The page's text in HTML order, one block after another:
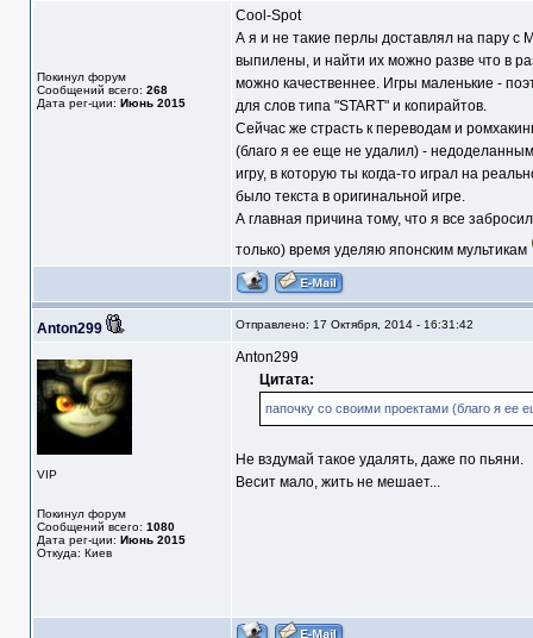
Покинул форум
Сообщений всего: 268
Дата рег-ции: Июнь 2015
Cool-Spot
А я и не такие перлы доставлял на пару с
выпилены, и найти их можно разве что в
можно качественнее. Игры маленькие -
для слов типа "START" и копирайтов.
Сейчас же страсть к переводам и
(благо я ее еще не удалил) -
игру, в которую ты когда-то играл на
было текста в оригинальной игре.
А главная причина тому, что я все
только) время уделяю японским мультикам
Anton299 Отправлено: 17 Октября, 2014 - 16:31:42
VIP
Покинул форум
Сообщений всего: 1080
Дата рег-ции: Июнь 2015
Откуда: Киев
Anton299
Цитата:
папочку со своими проектами (благо я ее
Не вздумай такое удалять, даже по пьяни.
Весит мало, жить не мешает...